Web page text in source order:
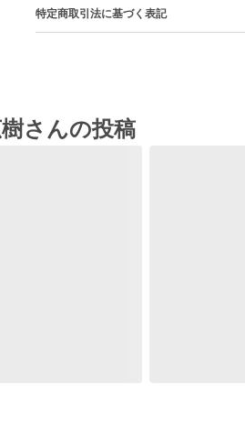
特定商取引法に基づく表記
さんの投稿